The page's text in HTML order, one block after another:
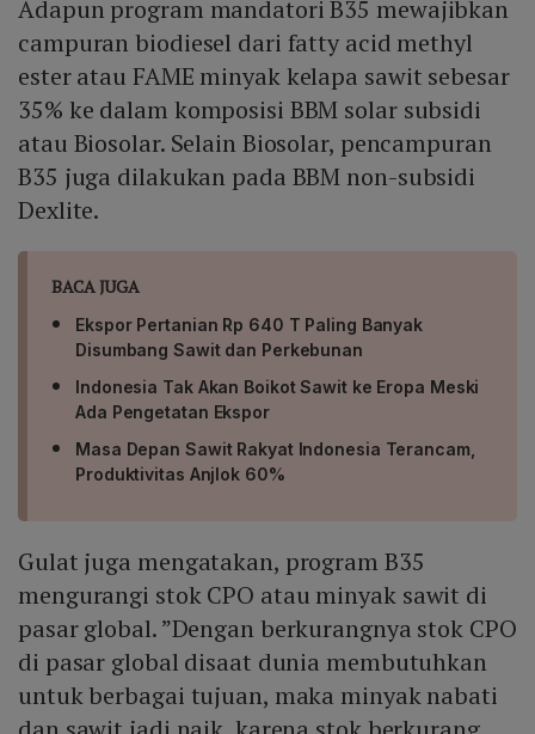
Adapun program mandatori B35 mewajibkan
campuran biodiesel dari fatty acid methyl
ester atau FAME minyak kelapa sawit sebesar
35% ke dalam komposisi BBM solar subsidi
atau Biosolar. Selain Biosolar, pencampuran
B35 juga dilakukan pada BBM non-subsidi
Dexlite.
BACA JUGA
Ekspor Pertanian Rp 640 T Paling Banyak
Disumbang Sawit dan Perkebunan
Indonesia Tak Akan Boikot Sawit ke Eropa Meski
Ada Pengetatan Ekspor
Masa Depan Sawit Rakyat Indonesia Terancam,
Produktivitas Anjlok 60%
Gulat juga mengatakan, program B35
mengurangi stok CPO atau minyak sawit di
pasar global. ”Dengan berkurangnya stok CPO
di pasar global disaat dunia membutuhkan
untuk berbagai tujuan, maka minyak nabati